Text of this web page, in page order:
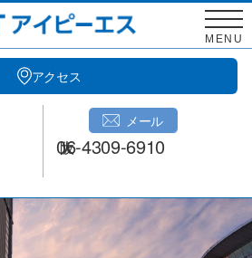
アクセス
メール
06-4309-6910
MENU